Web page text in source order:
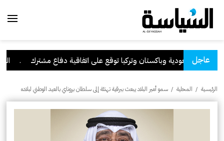
عاجل
السعودية وباكستان وتركيا توقع على اتفاقية دفاع مشترك
الرئيسية / المحلية / سمو أمير البلاد يبعث ببرقية تهنئة إلى سلطان بروناي بالعيد الوطني لبلاده